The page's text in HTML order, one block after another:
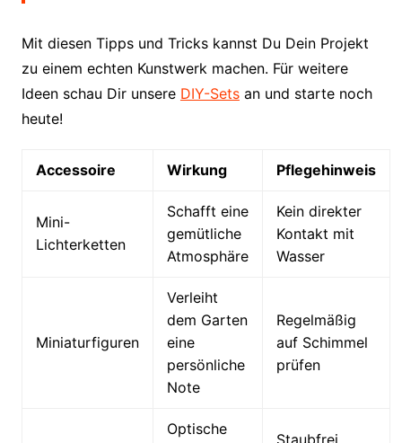
Mit diesen Tipps und Tricks kannst Du Dein Projekt
zu einem echten Kunstwerk machen. Für weitere
Ideen schau Dir unsere DIY-Setsan und starte noch
heute!
Accessoire Wirkung Pflegehinweis
Mini-
Lichterketten
Schafft eine
gemütliche
Atmosphäre
Kein direkter
Kontakt mit
Wasser
Miniaturfiguren
Verleiht
dem Garten
eine
persönliche
Note
Regelmäßig
auf Schimmel
prüfen
Optische